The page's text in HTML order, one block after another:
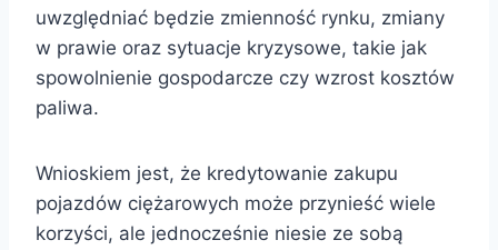
uwzględniać będzie zmienność rynku, zmiany
w prawie oraz sytuacje kryzysowe, takie jak
spowolnienie gospodarcze czy wzrost kosztów
paliwa.
Wnioskiem jest, że kredytowanie zakupu
pojazdów ciężarowych może przynieść wiele
korzyści, ale jednocześnie niesie ze sobą